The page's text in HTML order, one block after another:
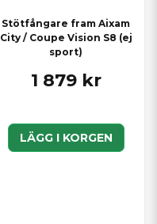
Stötfångare fram Aixam
City / Coupe Vision S8 (ej
sport)
1 879 kr
LÄGG I KORGEN